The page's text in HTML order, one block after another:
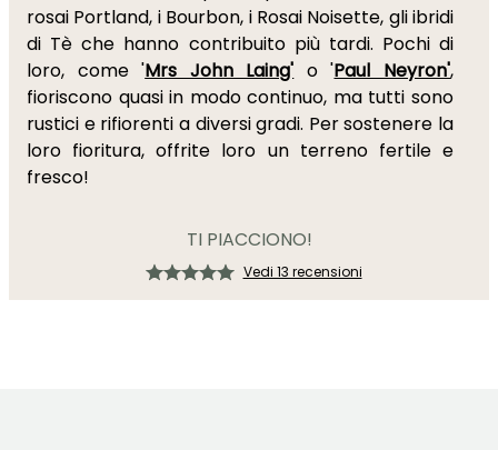
rosai Portland, i Bourbon, i Rosai Noisette, gli ibridi
di Tè che hanno contribuito più tardi. Pochi di
loro, come 'Mrs John Laing' o 'Paul Neyron',
fioriscono quasi in modo continuo, ma tutti sono
rustici e rifiorenti a diversi gradi. Per sostenere la
loro fioritura, offrite loro un terreno fertile e
fresco!
TI PIACCIONO!
Vedi 13 recensioni